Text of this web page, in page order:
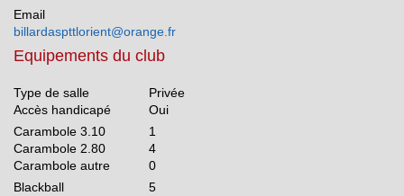
Email
billardaspttlorient@orange.fr
Equipements du club
Type de salle
Privée
Accès handicapé
Oui
Carambole 3.10
1
Carambole 2.80
4
Carambole autre
0
Blackball
5